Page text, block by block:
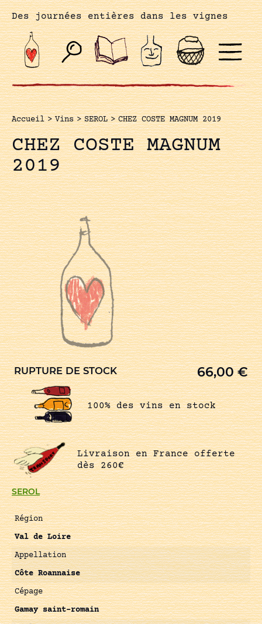
Des journées entières dans les vignes
Accueil > Vins > SEROL > CHEZ COSTE MAGNUM 2019
CHEZ COSTE MAGNUM
2019
SEROL
Région
Val de Loire
Appellation
Côte Roannaise
Cépage
Gamay saint-romain
RUPTURE DE STOCK 66,00€
100% des vins en stock
Livraison en France offerte
dès 260€